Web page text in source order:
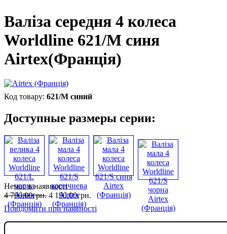
Валіза середня 4 колеса
Worldline 621/M синя
Airtex(Франція)
621/M синий
Доступные размеры серии:
Немає в наявності
4 790,00грн. 4 190,00грн.
Повідомити при наявності